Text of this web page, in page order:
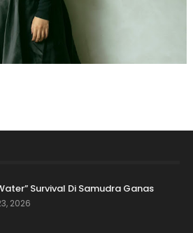
Survival Di Samudra Ganas
2026